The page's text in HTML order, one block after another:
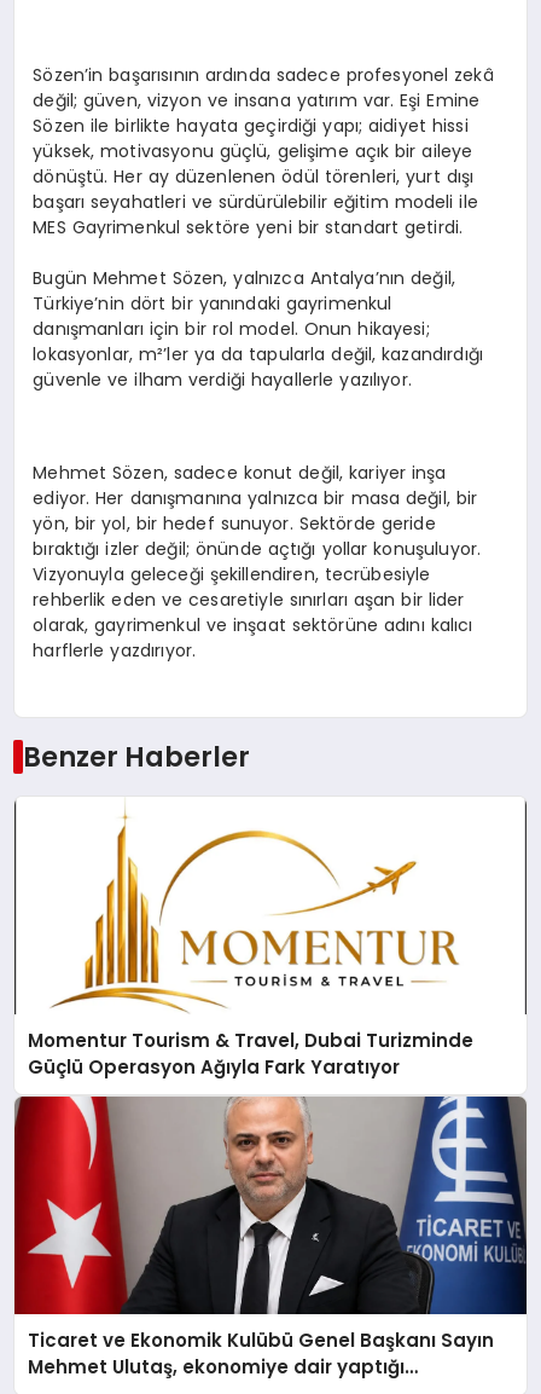
Sözen’in başarısının ardında sadece profesyonel zekâ
değil; güven, vizyon ve insana yatırım var. Eşi Emine
Sözen ile birlikte hayata geçirdiği yapı; aidiyet hissi
yüksek, motivasyonu güçlü, gelişime açık bir aileye
dönüştü. Her ay düzenlenen ödül törenleri, yurt dışı
başarı seyahatleri ve sürdürülebilir eğitim modeli ile
MES Gayrimenkul sektöre yeni bir standart getirdi.
Bugün Mehmet Sözen, yalnızca Antalya’nın değil,
Türkiye’nin dört bir yanındaki gayrimenkul
danışmanları için bir rol model. Onun hikayesi;
lokasyonlar, m²’ler ya da tapularla değil, kazandırdığı
güvenle ve ilham verdiği hayallerle yazılıyor.
Mehmet Sözen, sadece konut değil, kariyer inşa
ediyor. Her danışmanına yalnızca bir masa değil, bir
yön, bir yol, bir hedef sunuyor. Sektörde geride
bıraktığı izler değil; önünde açtığı yollar konuşuluyor.
Vizyonuyla geleceği şekillendiren, tecrübesiyle
rehberlik eden ve cesaretiyle sınırları aşan bir lider
olarak, gayrimenkul ve inşaat sektörüne adını kalıcı
harflerle yazdırıyor.
Benzer Haberler
Momentur Tourism & Travel, Dubai Turizminde
Güçlü Operasyon Ağıyla Fark Yaratıyor
Ticaret ve Ekonomik Kulübü Genel Başkanı Sayın
Mehmet Ulutaş, ekonomiye dair yaptığı